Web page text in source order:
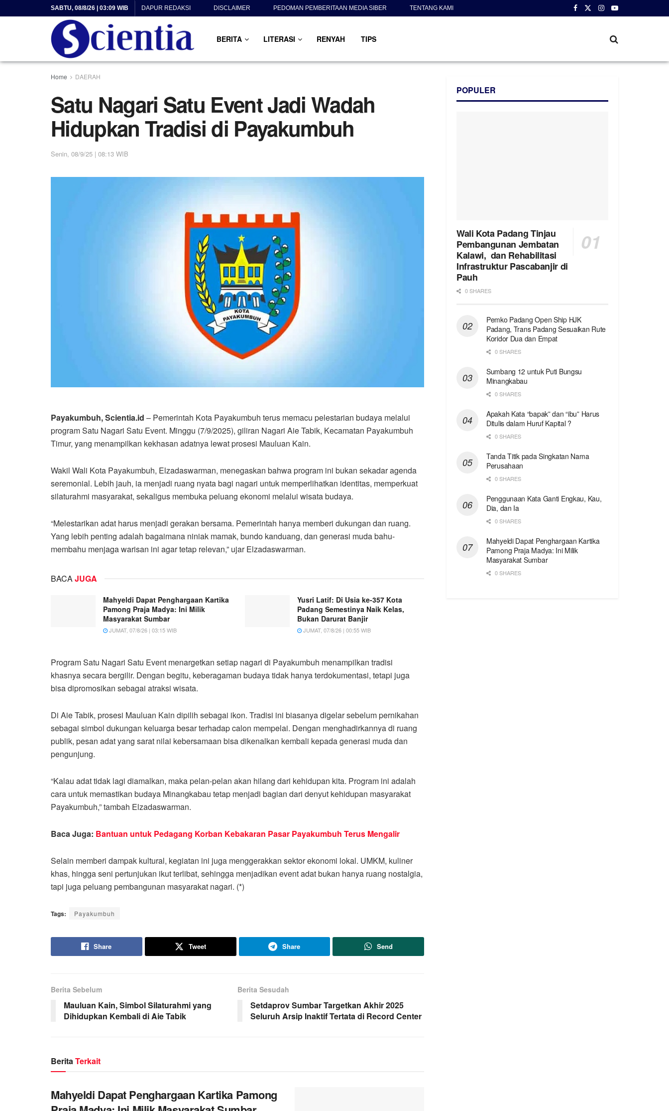
SABTU, 08/8/26 | 03:09 WIB DAPUR REDAKSI DISCLAIMER PEDOMAN PEMBERITAAN MEDIA SIBER TENTANG KAMI
BERITA LITERASI RENYAH TIPS
Home DAERAH
Satu Nagari Satu Event Jadi Wadah
Hidupkan Tradisi di Payakumbuh
Senin, 08/9/25 | 08:13 WIB
Payakumbuh, Scientia.id – Pemerintah Kota Payakumbuh terus memacu pelestarian budaya melalui
program Satu Nagari Satu Event. Minggu (7/9/2025), giliran Nagari Aie Tabik, Kecamatan Payakumbuh
Timur, yang menampilkan kekhasan adatnya lewat prosesi Mauluan Kain.
Wakil Wali Kota Payakumbuh, Elzadaswarman, menegaskan bahwa program ini bukan sekadar agenda
seremonial. Lebih jauh, ia menjadi ruang nyata bagi nagari untuk memperlihatkan identitas, memperkuat
silaturahmi masyarakat, sekaligus membuka peluang ekonomi melalui wisata budaya.
“Melestarikan adat harus menjadi gerakan bersama. Pemerintah hanya memberi dukungan dan ruang.
Yang lebih penting adalah bagaimana niniak mamak, bundo kanduang, dan generasi muda bahu-
membahu menjaga warisan ini agar tetap relevan,” ujar Elzadaswarman.
BACAJUGA
Mahyeldi Dapat Penghargaan Kartika
Pamong Praja Madya: Ini Milik
Masyarakat Sumbar
JUMAT, 07/8/26 | 03:15 WIB
Yusri Latif: Di Usia ke-357 Kota
Padang Semestinya Naik Kelas,
Bukan Darurat Banjir
JUMAT, 07/8/26 | 00:55 WIB
Program Satu Nagari Satu Event menargetkan setiap nagari di Payakumbuh menampilkan tradisi
khasnya secara bergilir. Dengan begitu, keberagaman budaya tidak hanya terdokumentasi, tetapi juga
bisa dipromosikan sebagai atraksi wisata.
Di Aie Tabik, prosesi Mauluan Kain dipilih sebagai ikon. Tradisi ini biasanya digelar sebelum pernikahan
sebagai simbol dukungan keluarga besar terhadap calon mempelai. Dengan menghadirkannya di ruang
publik, pesan adat yang sarat nilai kebersamaan bisa dikenalkan kembali kepada generasi muda dan
pengunjung.
“Kalau adat tidak lagi diamalkan, maka pelan-pelan akan hilang dari kehidupan kita. Program ini adalah
cara untuk memastikan budaya Minangkabau tetap menjadi bagian dari denyut kehidupan masyarakat
Payakumbuh,” tambah Elzadaswarman.
Baca Juga: Bantuan untuk Pedagang Korban Kebakaran Pasar Payakumbuh Terus Mengalir
Selain memberi dampak kultural, kegiatan ini juga menggerakkan sektor ekonomi lokal. UMKM, kuliner
khas, hingga seni pertunjukan ikut terlibat, sehingga menjadikan event adat bukan hanya ruang nostalgia,
tapi juga peluang pembangunan masyarakat nagari. (*)
Tags: Payakumbuh
Share Tweet Share Send
Berita Sebelum
Mauluan Kain, Simbol Silaturahmi yang
Dihidupkan Kembali di Aie Tabik
Berita Sesudah
Setdaprov Sumbar Targetkan Akhir 2025
Seluruh Arsip Inaktif Tertata di Record Center
BeritaTerkait
Mahyeldi Dapat Penghargaan Kartika Pamong
POPULER
Wali Kota Padang Tinjau
Pembangunan Jembatan
Kalawi, dan Rehabilitasi
Infrastruktur Pascabanjir di
Pauh
0 SHARES
Pemko Padang Open Ship HJK
Padang, Trans Padang Sesuaikan Rute
Koridor Dua dan Empat
0 SHARES
Sumbang 12 untuk Puti Bungsu
Minangkabau
0 SHARES
Apakah Kata “bapak” dan “ibu” Harus
Ditulis dalam Huruf Kapital ?
0 SHARES
Tanda Titik pada Singkatan Nama
Perusahaan
0 SHARES
Penggunaan Kata Ganti Engkau, Kau,
Dia, dan Ia
0 SHARES
Mahyeldi Dapat Penghargaan Kartika
Pamong Praja Madya: Ini Milik
Masyarakat Sumbar
0 SHARES